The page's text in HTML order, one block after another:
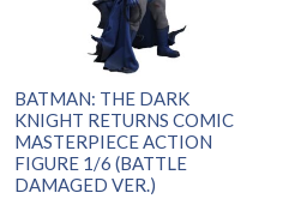
BATMAN: THE DARK
KNIGHT RETURNS COMIC
MASTERPIECE ACTION
FIGURE 1/6 (BATTLE
DAMAGED VER.)